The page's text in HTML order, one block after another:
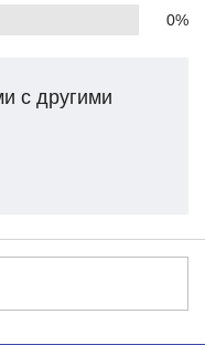
0%
с другими